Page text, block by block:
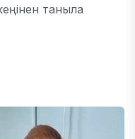
таныла